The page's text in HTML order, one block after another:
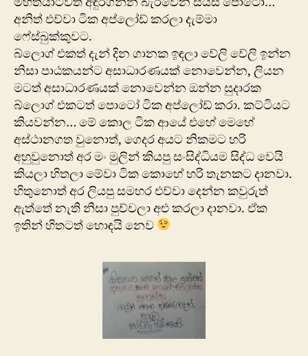
අනිත් එව්වා ටික අප්ලෝඩ් කරලා දැම්මා
ෆේස්බුක්කුවට.
බ්ලොග් එකත් දැන් දින ගානක ඉඳලා වේලි වේලි ඉන්න
නිසා පාඨකයන්ට අසාධාරණයක් ‍නොවෙන්න, ලියන
මටත් අසාධාරණයක් නොවෙන්න ඔන්න සුදාරක
බ්ලොග් එකටත් පොටෝ ටික අප්ලෝඩ් කරා. කට්ටියට
කියවන්න… මේ කොල ටික ආ‍යේ එහේ මෙහේ
අස්ථානගත වුනොත්, ගෙදර අයට නිකමට හරි
අහුවුනොත් අර මං මුලින් කියපු සංසිද්ධියම සිද්ධ වෙයි
කියලා හිතලා ‍මේවා ටික කොහේ හරි තැනකට දානවා.
හිතු‍‍නොත් අර ලියපු සමහර එව්වා දෙන්න කවුරුත්
ඇත්තේ නැති නිසා පුච්චලා අළු කරලා දානවා. ඒක
ඉතින් හිතටත් හොඳයි නෙව